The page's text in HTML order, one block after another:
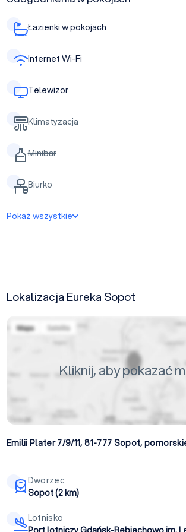
Łazienki w pokojach
Internet Wi-Fi
Telewizor
Klimatyzacja
Minibar
Biurko
Pokaż wszystkie
Lokalizacja Eureka Sopot
Kliknij, aby pokazać
Emilii Plater 7/9/11, 81-777 Sopot,
Dworzec
Sopot (2 km)
Lotnisko